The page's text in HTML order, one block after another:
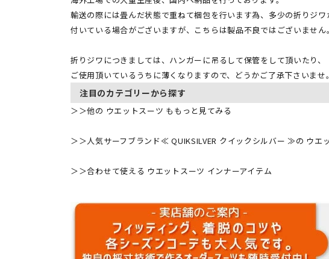
輸送の際には畳んだ状態で重ねて梱包を行います為、多少の折りジワ
付いている場合がございますが、こちらは製品不良ではございません。
折りジワにつきましては、ハンガーに吊るして保管をして頂いたり、
ご使用頂いているうちに薄くなりますので、どうかご了承下さいませ。
注目のカテゴリーから探す
＞＞他の ウエットスーツ ももっと見てみる
＞＞人気サーフブランド≪ QUIKSILVER クイックシルバー ≫の ウエ
＞＞合わせて使える ウエットスーツ インナーアイテム